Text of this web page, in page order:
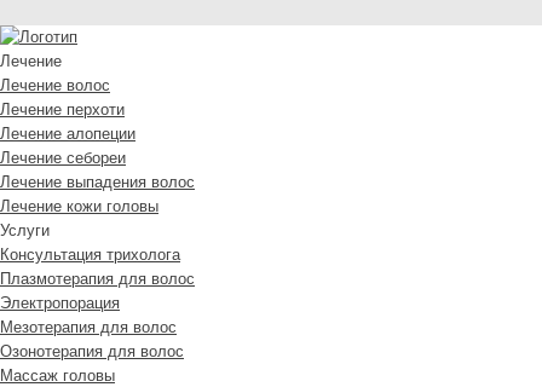
Лечение
Лечение волос
Лечение перхоти
Лечение алопеции
Лечение себореи
Лечение выпадения волос
Лечение кожи головы
Услуги
Консультация трихолога
Плазмотерапия для волос
Электропорация
Мезотерапия для волос
Озонотерапия для волос
Массаж головы